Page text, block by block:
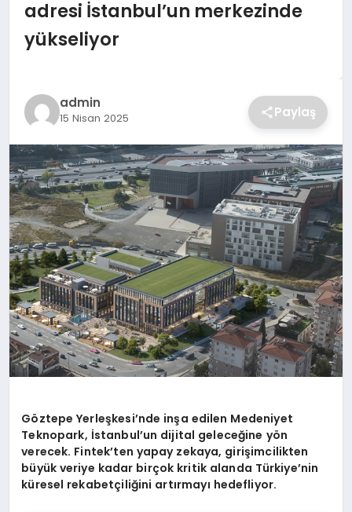
EĞITIM
SAĞLIK
SPOR
TEKNOLOJI
adresi İstanbul’un merkezinde
yükseliyor
admin
15 Nisan 2025 Paylaş
Göztepe Yerleşkesi’nde inşa edilen Medeniyet
Teknopark, İstanbul’un dijital geleceğine yön
verecek. Fintek’ten yapay zekaya, girişimcilikten
büyük veriye kadar birçok kritik alanda Türkiye’nin
küresel rekabetçiliğini artırmayı hedefliyor.